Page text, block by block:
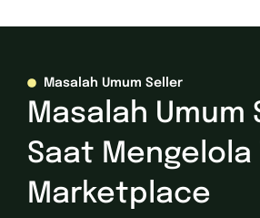
Masalah Umum Seller
Masalah Umum
Saat Mengelola
Marketplace